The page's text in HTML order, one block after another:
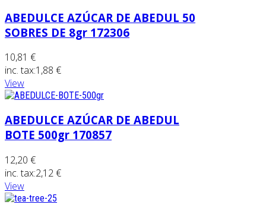
ABEDULCE AZÚCAR DE ABEDUL 50
SOBRES DE 8gr 172306
10,81 €
inc. tax:1,88 €
View
ABEDULCE AZÚCAR DE ABEDUL
BOTE 500gr 170857
12,20 €
inc. tax:2,12 €
View